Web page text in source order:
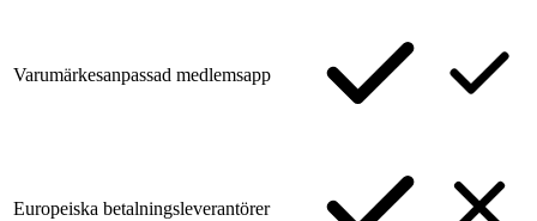
Varumärkesanpassad medlemsapp
Europeiska betalningsleverantörer